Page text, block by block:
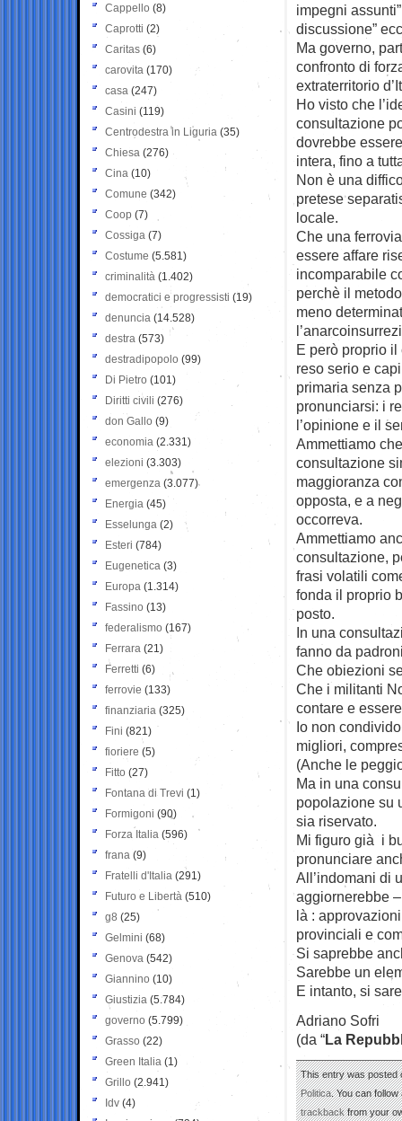
impegni
discussione”
Ma governo,
confronto di
extraterritorio
Ho visto che
consultazione
dovrebbe
intera, fino a
Non è una
pretese
locale.
Che una
essere affare
incomparabile
perchè il
meno
E però proprio
reso serio e
primaria senza
pronunciarsi: i
l’opinione e il
Ammettiamo
consultazione
maggioranza
opposta, e a
occorreva.
Ammettiamo
consultazione,
frasi volatili
fonda il proprio
posto.
In una
fanno da
Che obiezioni
Che i militanti
contare e
Io non
migliori,
(Anche le
Ma in una
popolazione su
sia riservato.
Mi figuro già i
pronunciare
All’indomani di
aggiornerebbe
là :
provinciali e
Si saprebbe
Sarebbe un
E intanto, si
Adriano Sofri
(da “La
This entry was posted
Politica. You can
trackbackfrom your
Cappello (8)
Caprotti (2)
Caritas (6)
carovita (170)
casa (247)
Casini (119)
Centrodestra in Liguria (35)
Chiesa (276)
Cina (10)
Comune (342)
Coop (7)
Cossiga (7)
Costume (5.581)
criminalità (1.402)
democratici e progressisti (19)
denuncia (14.528)
destra (573)
destradipopolo (99)
Di Pietro (101)
Diritti civili (276)
don Gallo (9)
economia (2.331)
elezioni (3.303)
emergenza (3.077)
Energia (45)
Esselunga (2)
Esteri (784)
Eugenetica (3)
Europa (1.314)
Fassino (13)
federalismo (167)
Ferrara (21)
Ferretti (6)
ferrovie (133)
finanziaria (325)
Fini (821)
fioriere (5)
Fitto (27)
Fontana di Trevi (1)
Formigoni (90)
Forza Italia (596)
frana (9)
Fratelli d'Italia (291)
Futuro e Libertà (510)
g8 (25)
Gelmini (68)
Genova (542)
Giannino (10)
Giustizia (5.784)
governo (5.799)
Grasso (22)
Green Italia (1)
Grillo (2.941)
Idv (4)